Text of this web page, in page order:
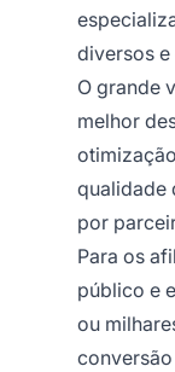
diversos
O grande
melhor
qualidade
por
Para os
público e
ou